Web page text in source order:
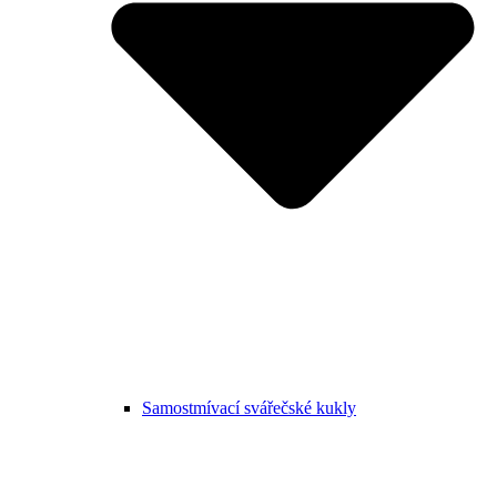
Samostmívací svářečské kukly